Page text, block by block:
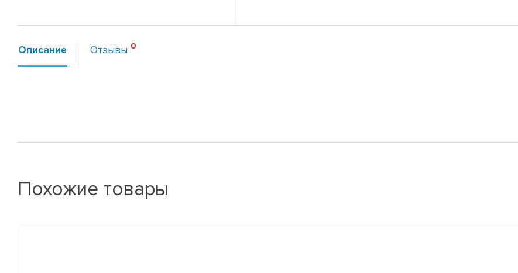
Описание Отзывы
Похожие товары